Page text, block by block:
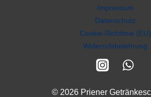
Impressum
Datenschutz
Cookie-Richtlinie (EU)
Widerrufsbelehrung
© 2026 Priener